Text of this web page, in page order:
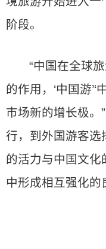
阶段。
“中国在全球
的作用，‘中国游
市场新的增长极。
行，到外国游客选
的活力与中国文化
中形成相互强化的